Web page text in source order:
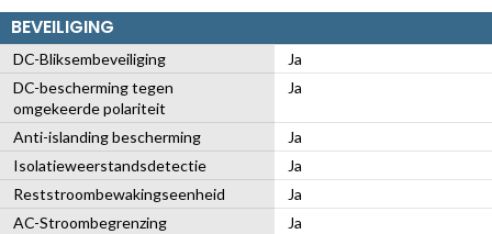
BEVEILIGING
DC-Bliksembeveiliging
Ja
DC-bescherming tegen
omgekeerde polariteit
Ja
Anti-islanding bescherming
Ja
Isolatieweerstandsdetectie
Ja
Reststroombewakingseenheid
Ja
AC-Stroombegrenzing
Ja